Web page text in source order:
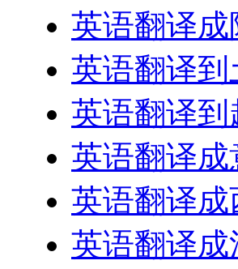
英语翻译成
英语翻译到
英语翻译到
英语翻译成
英语翻译成
英语翻译成